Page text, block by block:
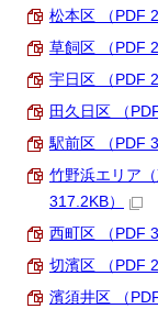
松本区 （PDF
草飼区 （PDF
宇日区 （PDF
田久日区 （
駅前区 （PDF
竹野浜エリア
317.2KB）
西町区 （PDF
切濱区 （PDF
濱須井区 （